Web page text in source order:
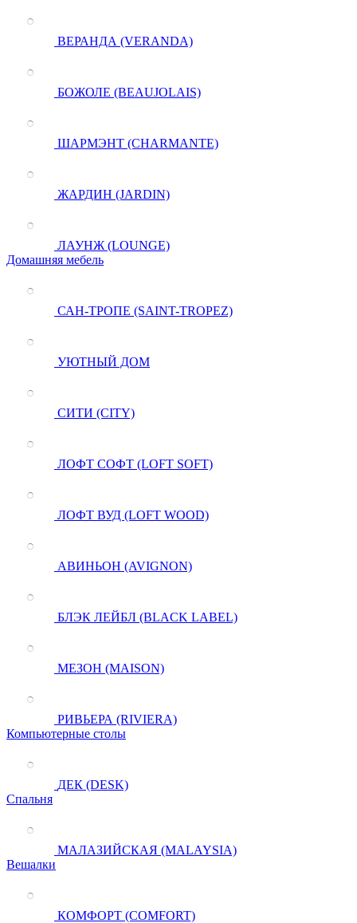
ВЕРАНДА (VERANDA)
БОЖОЛЕ (BEAUJOLAIS)
ШАРМЭНТ (CHARMANTE)
ЖАРДИН (JARDIN)
ЛАУНЖ (LOUNGE)
Домашняя мебель
САН-ТРОПЕ (SAINT-TROPEZ)
УЮТНЫЙ ДОМ
СИТИ (CITY)
ЛОФТ СОФТ (LOFT SOFT)
ЛОФТ ВУД (LOFT WOOD)
АВИНЬОН (AVIGNON)
БЛЭК ЛЕЙБЛ (BLACK LABEL)
МЕЗОН (MAISON)
РИВЬЕРА (RIVIERA)
Компьютерные столы
ДЕК (DESK)
Спальня
МАЛАЗИЙСКАЯ (MALAYSIA)
Вешалки
КОМФОРТ (COMFORT)